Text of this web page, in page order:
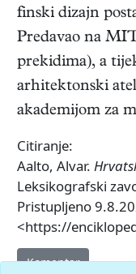
finski dizajn
Predavao na
prekidima), a
arhitektonski
akademijom za
Citiranje:
Aalto, Alvar.
Leksikografski
Pristupljeno
<https://
Komentar